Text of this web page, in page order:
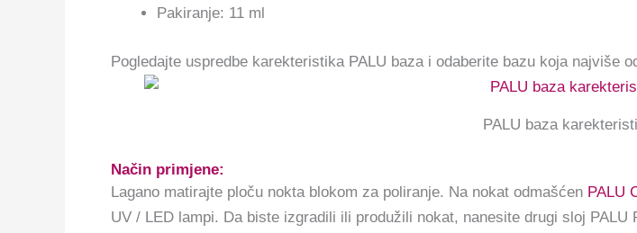
Pakiranje: 11 ml
Pogledajte uspredbe karekteristika PALU baza i odaberite bazu koja najviše
PALU baza
Način primjene:
Lagano matirajte ploču nokta blokom za poliranje. Na nokat odmašćen PALU
UV / LED lampi. Da biste izgradili ili produžili nokat, nanesite drugi sloj